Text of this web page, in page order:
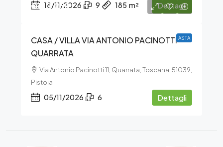
18/11/2026 9 185 m² Dettagli
ASTA
€170.250
CASA / VILLA VIA ANTONIO PACINOTTI –
QUARRATA
Via Antonio Pacinotti 11, Quarrata, Toscana, 51039,
Pistoia
05/11/2026 6 Dettagli